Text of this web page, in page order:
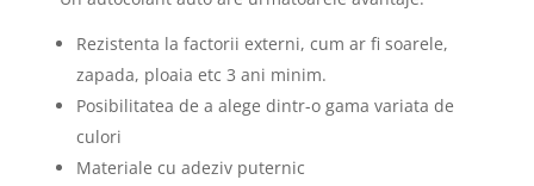
Rezistenta la factorii externi, cum ar fi soarele,
zapada, ploaia etc 3 ani minim.
Posibilitatea de a alege dintr-o gama variata de
culori
Materiale cu adeziv puternic